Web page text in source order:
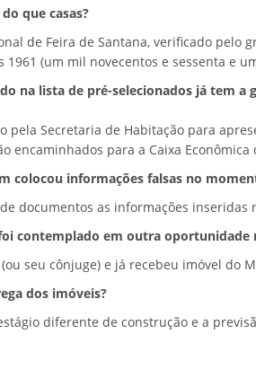
que casas?
de Feira de Santana, verificado pelo
1961 (um mil novecentos e sessenta e
na lista de pré-selecionados já tem a
pela Secretaria de Habitação para
encaminhados para a Caixa
colocou informações falsas no
documentos as informações
contemplado em outra oportunidade
seu cônjuge) e já recebeu imóvel do
dos imóveis?
diferente de construção e a